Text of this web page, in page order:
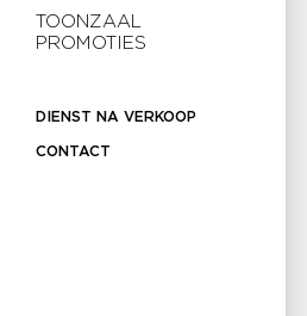
TOONZAAL
PROMOTIES
DIENST NA VERKOOP
CONTACT